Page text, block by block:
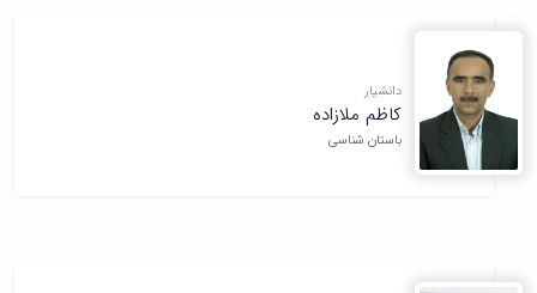
دانشیار
کاظم ملازاده
باستان شناسی